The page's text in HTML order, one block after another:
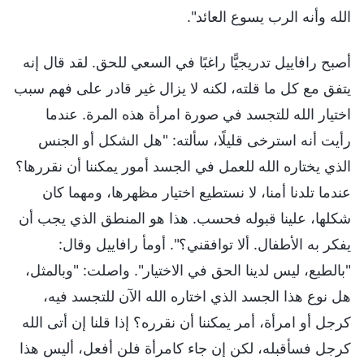
الله وأنه الرب يسوع العائد".
أصبح رافاييل تدريجيًّا راغبًا في السعي للحق. لقد قال إنه
يتفق مع كل ما قلته، لكنه لا يزال غير قادر على فهم سبب
اختيار الله للتجسد في صورة امرأة هذه المرة. عندما
رأيت أنه استرخى قليلًا، سألته: "هل الشكل أو الجنس
الذي يختاره الله للعمل في الجسد أمور يمكننا أن نقررها؟
عندما تلدنا أمنا، لا نستطيع اختيار مظهرها، ومهما كان
شكلها، علينا قبوله فحسب. هذا هو المنطق الذي يجب أن
يفكر به الأطفال. ألا توافقني؟". أومأ رافاييل وقال:
"بالطبع، ليس لدينا الحق في الاختيار". واصلت: "وبالمثل،
هل نوع هذا الجسد الذي اختاره الله الآن للتجسد فيه،
كرجل أو امرأة، أمر يمكننا أن نقرره؟ إذا قلنا إن أتى الله
كرجل فسأقبله، لكن إن جاء كامرأة فلن أفعل، أليس هذا